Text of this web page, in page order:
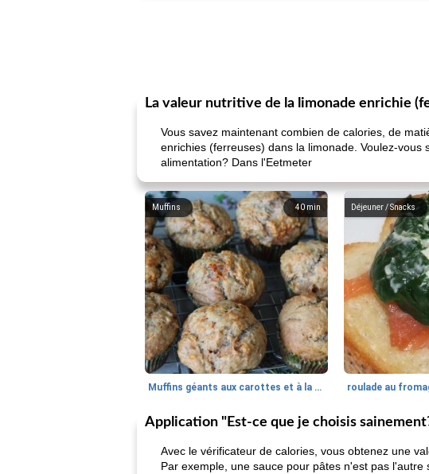
La valeur nutritive de la limonade enrichie
Vous savez maintenant combien de calories, de
enrichies (ferreuses) dans la limonade. Voulez-
alimentation? Dans l'Eetmeter
40 min
Muffins
Muffins géants aux carottes et à la banane de Nif
Déjeuner / Snacks
roulade au
Application "Est-ce que je choisis
Avec le vérificateur de calories, vous obtenez une
Par exemple, une sauce pour pâtes n'est pas